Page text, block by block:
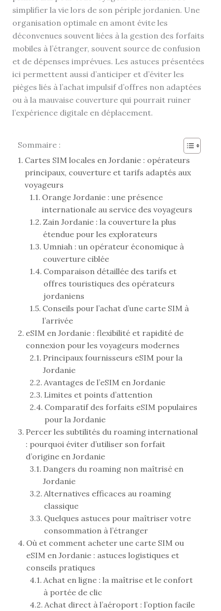
simplifier la vie lors de son périple jordanien. Une
organisation optimale en amont évite les
déconvenues souvent liées à la gestion des forfaits
mobiles à l’étranger, souvent source de confusion
et de dépenses imprévues. Les astuces présentées
ici permettent aussi d’anticiper et d’éviter les
pièges liés à l’achat impulsif d’offres non adaptées
ou à la mauvaise couverture qui pourrait ruiner
l’expérience digitale en déplacement.
Sommaire :
Cartes SIM locales en Jordanie : opérateurs
principaux, couverture et tarifs adaptés aux
voyageurs
Orange Jordanie : une présence
internationale au service des voyageurs
Zain Jordanie : la couverture la plus
étendue pour les explorateurs
Umniah : un opérateur économique à
couverture ciblée
Comparaison détaillée des tarifs et
offres touristiques des opérateurs
jordaniens
Conseils pour l’achat d’une carte SIM à
l’arrivée
eSIM en Jordanie : flexibilité et rapidité de
connexion pour les voyageurs modernes
Principaux fournisseurs eSIM pour la
Jordanie
Avantages de l’eSIM en Jordanie
Limites et points d’attention
Comparatif des forfaits eSIM populaires
pour la Jordanie
Percer les subtilités du roaming international
: pourquoi éviter d’utiliser son forfait
d’origine en Jordanie
Dangers du roaming non maîtrisé en
Jordanie
Alternatives efficaces au roaming
classique
Quelques astuces pour maîtriser votre
consommation à l’étranger
Où et comment acheter une carte SIM ou
eSIM en Jordanie : astuces logistiques et
conseils pratiques
Achat en ligne : la maîtrise et le confort
à portée de clic
Achat direct à l’aéroport : l’option facile